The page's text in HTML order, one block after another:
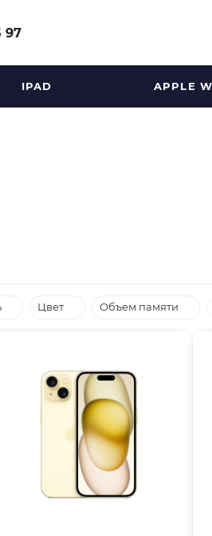
97
IPAD APPLE
Цвет Объем памяти